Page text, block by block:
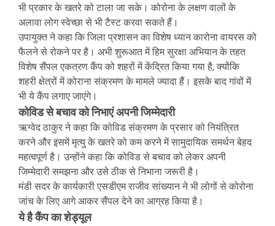
भी प्रकार के खतरे को टाला जा सके। कोरोना के लक्षण वालों के
अलावा लोग स्वेच्छा से भी टैस्ट करवा सकते हैं।
उपायुक्त ने कहा कि जिला प्रशासन का विशेष ध्यान कारोना वायरस को
फैलने से रोकने पर है। अभी शुरूआत में हिम सुरक्षा अभियान के तहत
विशेष सैंपल एकत्रण कैंप को शहरों में केंद्रित किया गया है, क्योंकि
शहरी क्षेत्रों में कोराना संक्रमण के मामले ज्यादा हैं। इसके बाद गांवों में
भी ये कैंप लगाए जाएंगे।
कोविड से बचाव को निभाएं अपनी जिम्मेदारी
ऋग्वेद ठाकुर ने कहा कि कोविड संक्रमण के प्रसार को नियंत्रित
करने और इसमें मृत्यु के खतरे को कम करने में सामुदायिक समर्थन बेहद
महत्वपूर्ण है। उन्होंने कहा कि कोविड से बचाव को लेकर अपनी
जिम्मेदारी समझना और उसे ठीक से निभाना जरूरी है।
मंडी सदर के कार्यकारी एसडीएम राजीव सांख्यान ने भी लोगों से कोरोना
जांच के लिए आगे आकर सैंपल देने का आग्रह किया है।
ये है कैंप का शेड्यूल